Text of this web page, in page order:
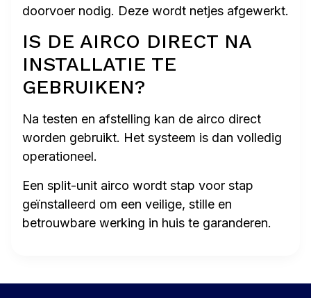
doorvoer nodig. Deze wordt netjes afgewerkt.
IS DE AIRCO DIRECT NA
INSTALLATIE TE
GEBRUIKEN?
Na testen en afstelling kan de airco direct
worden gebruikt. Het systeem is dan volledig
operationeel.
Een split-unit airco wordt stap voor stap
geïnstalleerd om een veilige, stille en
betrouwbare werking in huis te garanderen.